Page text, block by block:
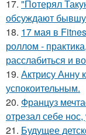
17. "Потерял
обсуждают
18. 17 мая в
роллом -
расслабиться и
19. Актрису Анну
успокоительным.
20. Француз
отрезал себе
21. Будущее